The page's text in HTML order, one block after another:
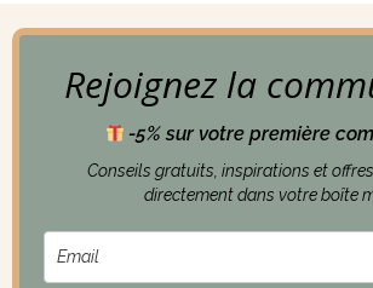
Rejoignez la
-5% sur votre première
Conseils gratuits, inspirations et
directement dans votre boîte